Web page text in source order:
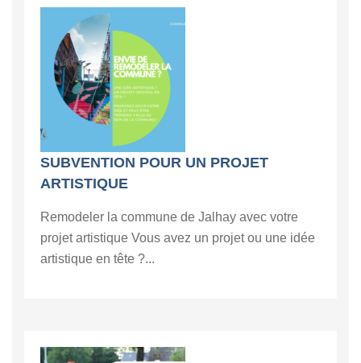
SUBVENTION POUR UN PROJET
ARTISTIQUE
Remodeler la commune de Jalhay avec votre
projet artistique Vous avez un projet ou une idée
artistique en tête ?...